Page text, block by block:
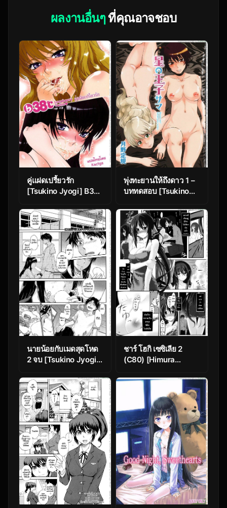
ผลงานอื่นๆที่คุณอาจชอบ
คู่แฝดเปรี้ยวรัก
[Tsukino Jyogi] B38cํ
Twins)
พุ่งทะยานให้ถึงดาว 1 –
บททดสอบ [Tsukino
Stars 01
นายน้อยกับเมดสุดโหด
2 จบ [Tsukino Jyogi]
Dokuzetsu Maid |
Pathetic Prince &
Spiteful Maid Ch.2
ชาร์ โฮกิ เซซิเลีย 2
(C80) [Himura
Kiseki)] Yuuzai
Shouko Bukken
Sangou | The
Evidence of the Guilt
– Mark Three (IS
<Infinite Stratos>)